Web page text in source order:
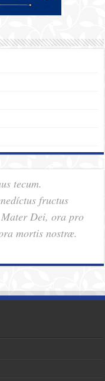
tecum.
fructus
Dei, ora pro
mortis nostræ.